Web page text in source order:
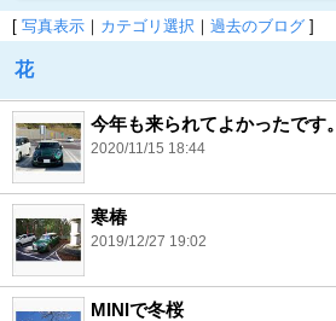
[ 写真表示 ｜ カテゴリ選択 ｜ 過去のブログ ]
花
今年も来られてよかったです。
2020/11/15 18:44
寒椿
2019/12/27 19:02
MINIで冬桜